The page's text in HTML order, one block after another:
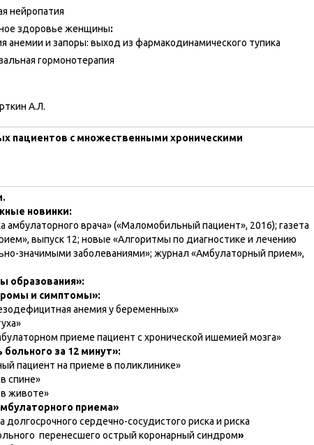
нейропатия
здоровье женщины:
анемии и запоры: выход из фармакодинамического тупика
гормонотерапия
А.Л.
пациентов с множественными хроническими
новинки:
амбулаторного врача» («Маломобильный пациент», 2016); газета
выпуск 12; новые «Алгоритмы по диагностике и лечению
значимыми заболеваниями»; журнал «Амбулаторный прием»,
образования»:
и симптомы»:
анемия у беременных»
приеме пациент с хронической ишемией мозга»
за 12 минут»:
пациент на приеме в поликлинике»
спине»
животе»
приема»
долгосрочного сердечно-сосудистого риска и риска
перенесшего острый коронарный синдром»